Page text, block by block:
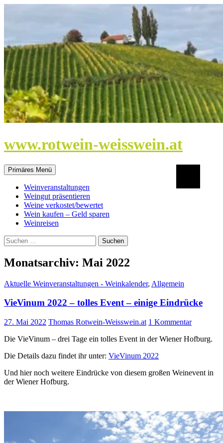
www.rotwein-weisswein.at
Primäres Menü
Weinveranstaltungen
Weingut präsentieren
Weine verkostet/bewertet
Wein kaufen – Geld sparen
Weinreisen
Suchen
nach:
Monatsarchiv: Mai 2022
Aktuelle Weinveranstaltungen - Weinkalender, Allgemein
VieVinum 2022 – tolles Event – einige Eindrücke
27. Mai 2022 Thomas Rotwein-Weisswein.at 1 Kommentar
Die VieVinum – drei Tage ein tolles Event in der Wiener Hofburg.
Die Details dazu findet ihr unter: VieVinum 2022
Und hier noch weitere Eindrücke von diesem großen Weinevent in
der Wiener Hofburg.